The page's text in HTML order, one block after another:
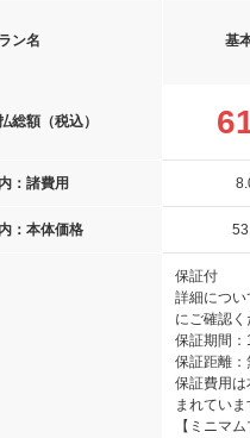
ン名 基
総額（税込）
：諸費用 8
：本体価格 53
保証付
詳細につ
にご確認く
保証期間：
保証距離：
保証費用
まれていま
【ミニマ